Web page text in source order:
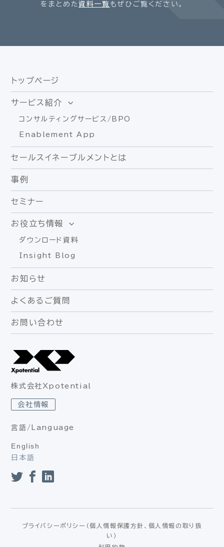
をまとめた資料一覧 もぜひご覧ください。
トップページ
サービス紹介
コンサルティングサービス/BPO
Enablement App
セールスイネーブルメントとは
事例
セミナー
お役立ち情報
ダウンロード資料
Insight Blog
お知らせ
よくあるご質問
お問い合わせ
株式会社Xpotential
会社情報
言語/Language
English
日本語
プライバシーポリシー（個人情報保護方針、個人情報の取り扱
い）